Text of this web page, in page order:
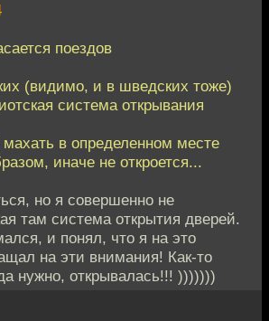
поездов
(видимо, и в шведских тоже)
система открывания
в определенном месте
иначе не откроется...
но я совершенно не
там система открытия дверей.
и понял, что я на это
на эти внимания! Как-то
нужно, открывалась!!! )))))))